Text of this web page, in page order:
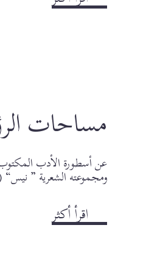
في
مساحات
عن أسطورة الأدب المكتوب
ومجموعته الشعرية ” نيس“ (قصائد
اقرأ أكثرabout
مساحات